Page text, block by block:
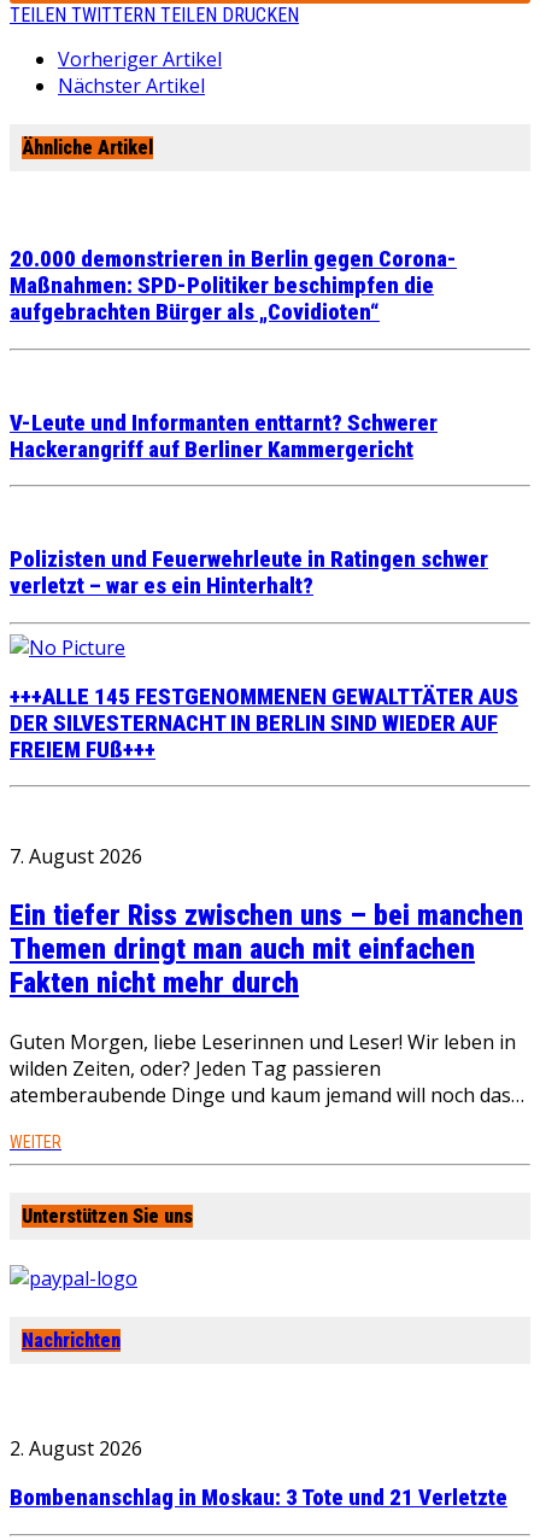
TEILEN TWITTERN TEILEN DRUCKEN
Vorheriger Artikel
Nächster Artikel
Ähnliche Artikel
20.000 demonstrieren in Berlin gegen Corona-
Maßnahmen: SPD-Politiker beschimpfen die
aufgebrachten Bürger als „Covidioten“
V-Leute und Informanten enttarnt? Schwerer
Hackerangriff auf Berliner Kammergericht
Polizisten und Feuerwehrleute in Ratingen schwer
verletzt – war es ein Hinterhalt?
+++ALLE 145 FESTGENOMMENEN GEWALTTÄTER AUS
DER SILVESTERNACHT IN BERLIN SIND WIEDER AUF
FREIEM FUß+++
7. August 2026
Ein tiefer Riss zwischen uns – bei manchen
Themen dringt man auch mit einfachen
Fakten nicht mehr durch
Guten Morgen, liebe Leserinnen und Leser! Wir leben in
wilden Zeiten, oder? Jeden Tag passieren
atemberaubende Dinge und kaum jemand will noch das…
WEITER
Unterstützen Sie uns
Nachrichten
2. August 2026
Bombenanschlag in Moskau: 3 Tote und 21 Verletzte